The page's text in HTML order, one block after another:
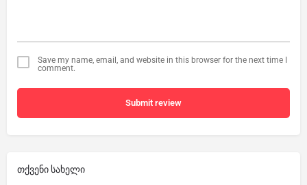
Save my name, email, and website in this browser for the next time I
comment.
Submit review
თქვენი სახელი